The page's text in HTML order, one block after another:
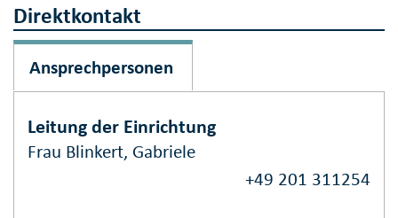
Direktkontakt
Ansprechpersonen
Leitung der Einrichtung
Frau Blinkert, Gabriele
+49 201 311254